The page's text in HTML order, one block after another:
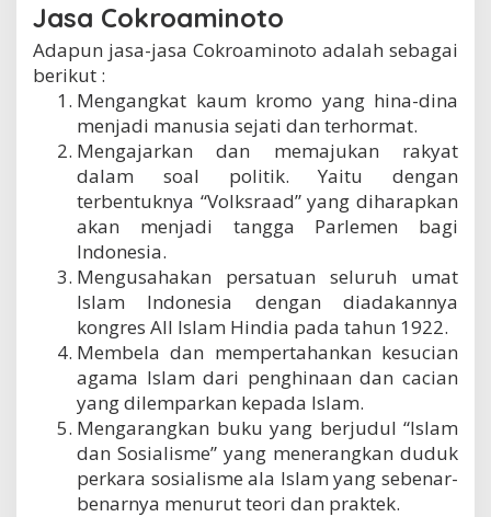
Jasa Cokroaminoto
Adapun jasa-jasa Cokroaminoto adalah sebagai
berikut :
Mengangkat kaum kromo yang hina-dina
menjadi manusia sejati dan terhormat.
Mengajarkan dan memajukan rakyat
dalam soal politik. Yaitu dengan
terbentuknya “Volksraad” yang diharapkan
akan menjadi tangga Parlemen bagi
Indonesia.
Mengusahakan persatuan seluruh umat
Islam Indonesia dengan diadakannya
kongres All Islam Hindia pada tahun 1922.
Membela dan mempertahankan kesucian
agama Islam dari penghinaan dan cacian
yang dilemparkan kepada Islam.
Mengarangkan buku yang berjudul “Islam
dan Sosialisme” yang menerangkan duduk
perkara sosialisme ala Islam yang sebenar-
benarnya menurut teori dan praktek.